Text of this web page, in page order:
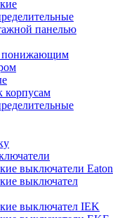
панелью
корпусам
выключатели Eaton
выключател
выключател IEK